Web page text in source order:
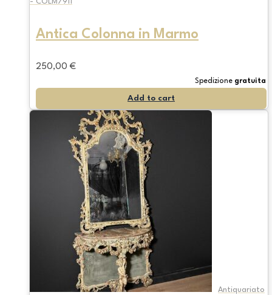
- COLM7911
Antica Colonna in Marmo
250,00 €
Spedizione gratuita
Add to cart
Antiquariato